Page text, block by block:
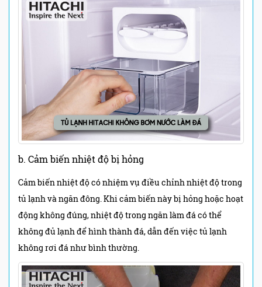
b. Cảm biến nhiệt độ bị hỏng
Cảm biến nhiệt độ có nhiệm vụ điều chỉnh nhiệt độ trong
tủ lạnh và ngăn đông. Khi cảm biến này bị hỏng hoặc hoạt
động không đúng, nhiệt độ trong ngăn làm đá có thể
không đủ lạnh để hình thành đá, dẫn đến việc tủ lạnh
không rơi đá như bình thường.